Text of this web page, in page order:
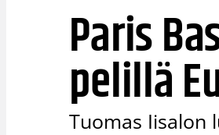
Paris
pelillä
Tuomas Iisalon